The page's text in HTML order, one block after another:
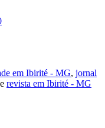
em Ibirité - MG, jornal
e revista em Ibirité - MG